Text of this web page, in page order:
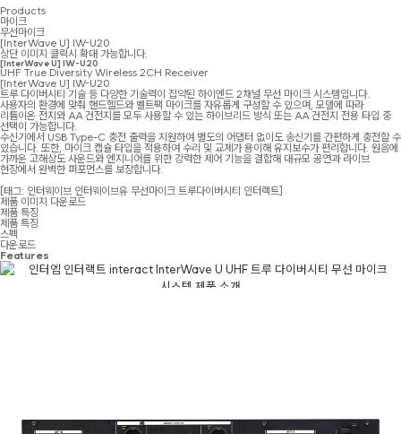
Products
마이크
무선마이크
[InterWave U] IW-U20
상단 이미지 클릭시 확대 가능합니다.
[InterWave U] IW-U20
UHF True Diversity Wireless 2CH Receiver
[InterWave U] IW-U20
트루 다이버시티 기술 등 다양한 기술력이 집약된 하이엔드 2채널 무선 마이크 시스템입니다.
사용자의 환경에 맞춰 핸드헬드와 벨트팩 마이크를 자유롭게 구성할 수 있으며, 모델에 따라
리튬이온 전지와 AA 건전지를 모두 사용할 수 있는 하이브리드 방식 또는 AA 건전지 전용 타입 중
선택이 가능합니다.
수신기에서 USB Type-C 충전 출력을 지원하여 별도의 어댑터 없이도 송신기를 간편하게 충전할 수
있습니다. 또한, 마이크 캡슐 타입을 적용하여 수리 및 교체가 용이해 유지보수가 편리합니다. 원음에
가까운 고해상도 사운드와 엔지니어를 위한 강력한 제어 기능을 결합해 대규모 공연과 라이브
현장에서 완벽한 퍼포먼스를 보장합니다.
[태그: 인터웨이브 인터웨이브유 무선마이크 트루다이버시티 인터랙트]
제품 이미지 다운로드
제품 특징
제품 특징
스펙
다운로드
Features